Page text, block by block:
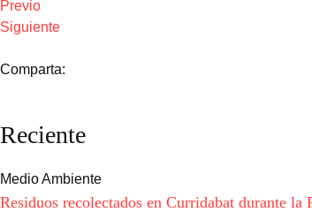
Previo
Siguiente
Comparta:
Reciente
Medio Ambiente
Residuos recolectados en Curridabat durante